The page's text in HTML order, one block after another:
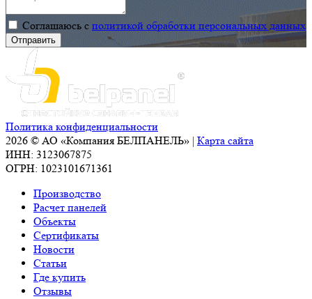
Соглашаюсь с политикой обработки персональных данных
Политика конфиденциальности
2026 © АО «Компания БЕЛПАНЕЛЬ» | Карта сайта
ИНН: 3123067875
ОГРН: 1023101671361
Производство
Расчет панелей
Объекты
Сертификаты
Новости
Статьи
Где купить
Отзывы